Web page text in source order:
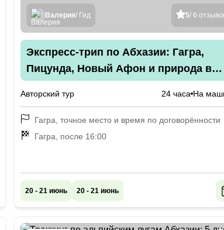
5/ 6
Валерия/ Гид
Экспресс-трип по Абхазии: Гагра,
Пицунда, Новый Афон и природа в
Авторский тур 24 часа На
Гагра, точное место и время по договорённости
Гагра, после 16:00
20 - 21 июнь 20 - 21 июнь